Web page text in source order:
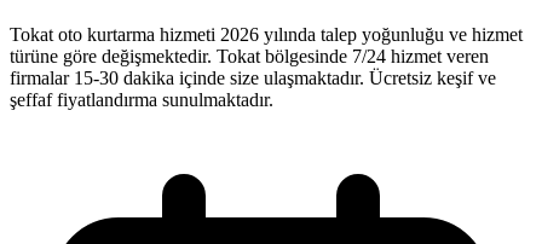
Tokat oto kurtarma hizmeti 2026 yılında talep yoğunluğu ve hizmet
türüne göre değişmektedir. Tokat bölgesinde 7/24 hizmet veren
firmalar 15-30 dakika içinde size ulaşmaktadır. Ücretsiz keşif ve
şeffaf fiyatlandırma sunulmaktadır.